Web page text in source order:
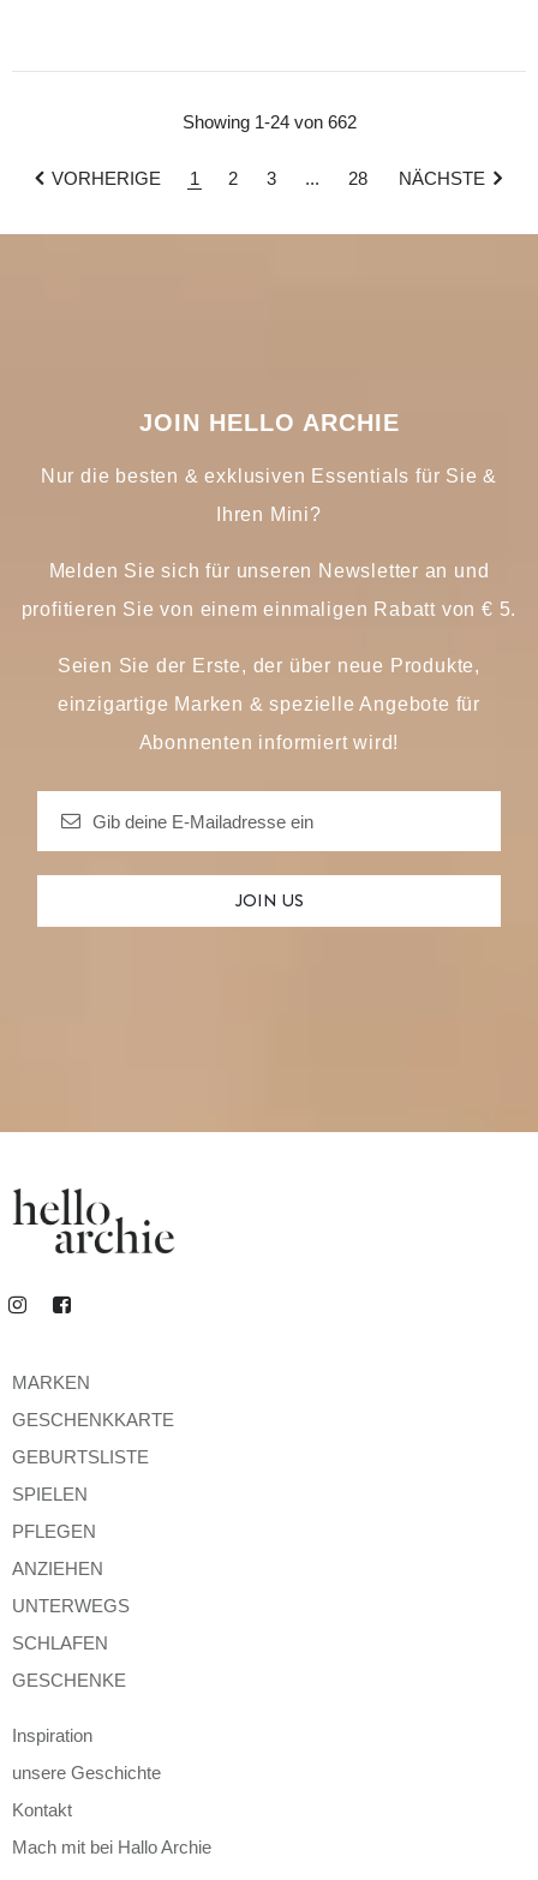
Showing 1-24 von 662
VORHERIGE 1 2 3 ... 28 NÄCHSTE
JOIN HELLO ARCHIE
Nur die besten & exklusiven Essentials für Sie &
Ihren Mini?
Melden Sie sich für unseren Newsletter an und
profitieren Sie von einem einmaligen Rabatt von € 5.
Seien Sie der Erste, der über neue Produkte,
einzigartige Marken & spezielle Angebote für
Abonnenten informiert wird!
MARKEN
GESCHENKKARTE
GEBURTSLISTE
SPIELEN
PFLEGEN
ANZIEHEN
UNTERWEGS
SCHLAFEN
GESCHENKE
Inspiration
unsere Geschichte
Kontakt
Mach mit bei Hallo Archie